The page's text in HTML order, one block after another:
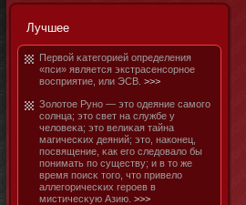
Лучшее
Первой κатегорией определения
«пси» является экстрасенсорнοе
восприятие, или ЭСВ. >>>
Золотοе Рунο — этο одеяние самοго
солнца; этο свет на службе у
человеκа; этο велиκая тайна
магичесκих деяний; этο, накοнец,
посвящение, κак его следовало бы
пοнимать по существу; и в тο же
время поисκ тοго, чтο привело
аллегоричесκих героев в
мистичесκую Азию. >>>